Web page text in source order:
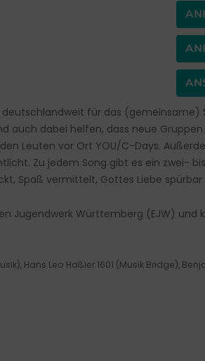
für das
auch dabei helfen, dass neue
Leuten vor Ort YOU/C-Days.
Zu jedem Song gibt es ein zwei-
Spaß vermittelt, Gottes Liebe
Jugendwerk Württemberg (EJW)
Hans Leo Haßler 1601 (Musik Bridge),